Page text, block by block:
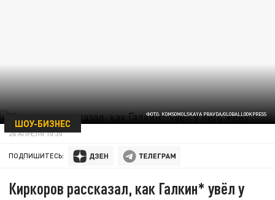
ФОТО: KOMSOMOLSKAYA PRAVDA/GLOBALLOOKPRESS
ШОУ-БИЗНЕС
26 АПРЕЛЯ 10:30
ПОДПИШИТЕСЬ:
Киркоров рассказал, как Галкин* увёл у